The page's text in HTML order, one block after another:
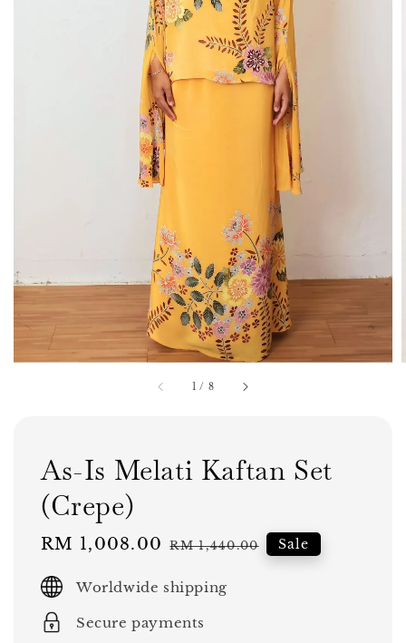
1 / 8
As-Is Melati Kaftan Set
(Crepe)
Sale
RM 1,008.00 Regular
RM 1,440.00 Sale
Worldwide shipping
Secure payments